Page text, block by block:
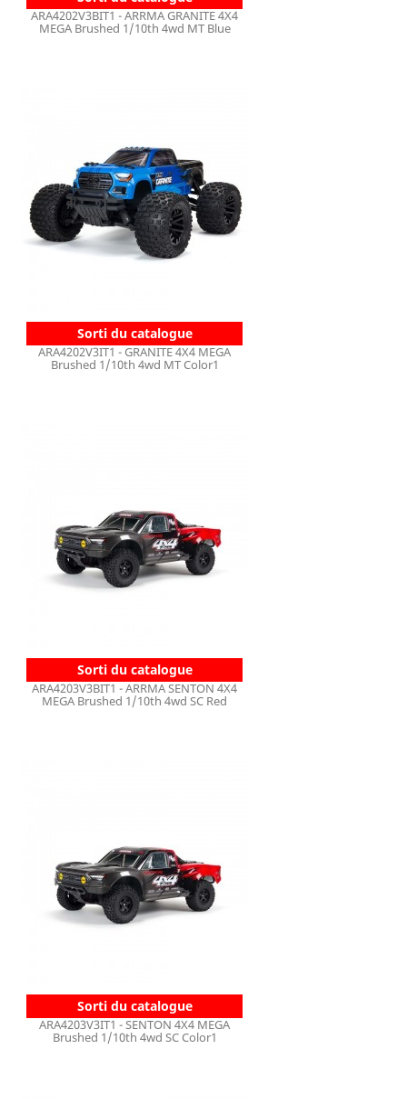
ARA4202V3BIT1 - ARRMA GRANITE 4X4
MEGA Brushed 1/10th 4wd MT Blue
Sorti du catalogue
ARA4202V3IT1 - GRANITE 4X4 MEGA
Brushed 1/10th 4wd MT Color1
Sorti du catalogue
ARA4203V3BIT1 - ARRMA SENTON 4X4
MEGA Brushed 1/10th 4wd SC Red
Sorti du catalogue
ARA4203V3IT1 - SENTON 4X4 MEGA
Brushed 1/10th 4wd SC Color1